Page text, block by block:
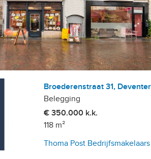
Broederenstraat 31, Deventer
Belegging
€ 350.000 k.k.
118 m²
Thoma Post